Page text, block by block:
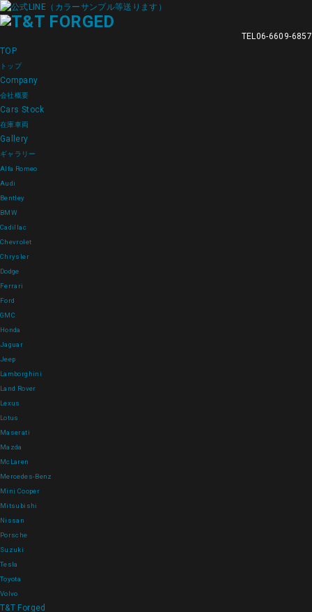
TEL06-6609-6857
TOP
トップ
Company
会社概要
Cars Stock
在庫車両
Gallery
ギャラリー
Alfa Romeo
Audi
Bentley
BMW
Cadillac
Chevrolet
Chrysler
Dodge
Ferrari
Ford
GMC
Honda
Jaguar
Jeep
Lamborghini
Land Rover
Lexus
Lotus
Maserati
Mazda
McLaren
Mercedes-Benz
Mini Cooper
Mitsubishi
Nissan
Porsche
Suzuki
Tesla
Toyota
Volvo
T&T Forged